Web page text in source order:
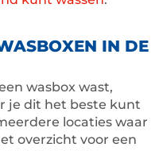
IN DE
wasbox wast,
je dit het beste kunt
locaties waar
overzicht voor een